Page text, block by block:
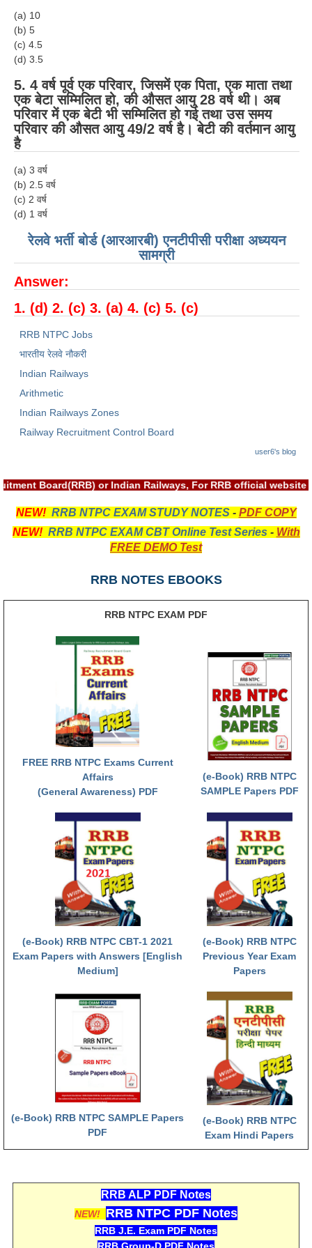
Psychological Tests
RRB NTPC
RRB NTPC PDF Notes
RRB NTPC Notification 2025
RRB NTPC (CBT-1) Exam
RRB NTPC Syllabus
RRB NTPC Eligibility
RRB NTPC Medical Standards
RRB NTPC रेल्वे भर्ती बोर्ड
JE
RRB Junior Engineer Papers
रेलवे ग्रुप -डी परीक्षा
RRB NTPC (Tier-2) Papers
RRB NTPC (Tier-1) परीक्षा पेपर
RRB ALP Exam Papers
ALP Psychological Tests
Mock Test for Junior Engineers
RRB Online Exams Sample Test
PARAMEDICAL
PARAMEDICAL PDF Study Notes
PARAMEDICAL Syllabus
PARAMEDICAL Apply Online
हिंदी
RRB एनटीपीसी - NTPC
RRB लोको पायलट - ALP
RRB रेलवे ग्रुप-डी
RRB जूनियर इंजीनियर - JE
मनोवैज्ञानिक परीक्षण - PSYCHO
(a) 10
(b) 5
(c) 4.5
(d) 3.5
5. 4 वर्ष पूर्व एक परिवार, जिसमें एक पिता, एक माता तथा
एक बेटा सम्मिलित हो, की औसत आयु 28 वर्ष थी। अब
परिवार में एक बेटी भी सम्मिलित हो गई तथा उस समय
परिवार की औसत आयु 49/2 वर्ष है। बेटी की वर्तमान आयु
है
(a) 3 वर्ष
(b) 2.5 वर्ष
(c) 2 वर्ष
(d) 1 वर्ष
रेलवे भर्ती बोर्ड (आरआरबी) एनटीपीसी परीक्षा अध्ययन
सामग्री
Answer:
1. (d) 2. (c) 3. (a) 4. (c) 5. (c)
RRB NTPC Jobs
भारतीय रेलवे नौकरी
Indian Railways
Arithmetic
Indian Railways Zones
Railway Recruitment Control Board
user6's blog
Recruitment Board(RRB) or Indian Railways, For RRB official
NEW! RRB NTPC EXAM STUDY NOTES- PDF COPY
NEW! RRB NTPC EXAM CBT Online Test Series - With
FREE DEMO Test
RRB NOTES EBOOKS
RRB NTPC EXAM PDF
FREE RRB NTPC Exams Current
Affairs
(General Awareness) PDF
(e-Book) RRB NTPC
SAMPLE Papers PDF
(e-Book) RRB NTPC CBT-1 2021
Exam Papers with Answers [English
Medium]
(e-Book) RRB NTPC
Previous Year Exam
Papers
(e-Book) RRB NTPC SAMPLE Papers
PDF
(e-Book) RRB NTPC
Exam Hindi Papers
RRB ALP PDF Notes
NEW! RRB NTPC PDF Notes
RRB J.E. Exam PDF Notes